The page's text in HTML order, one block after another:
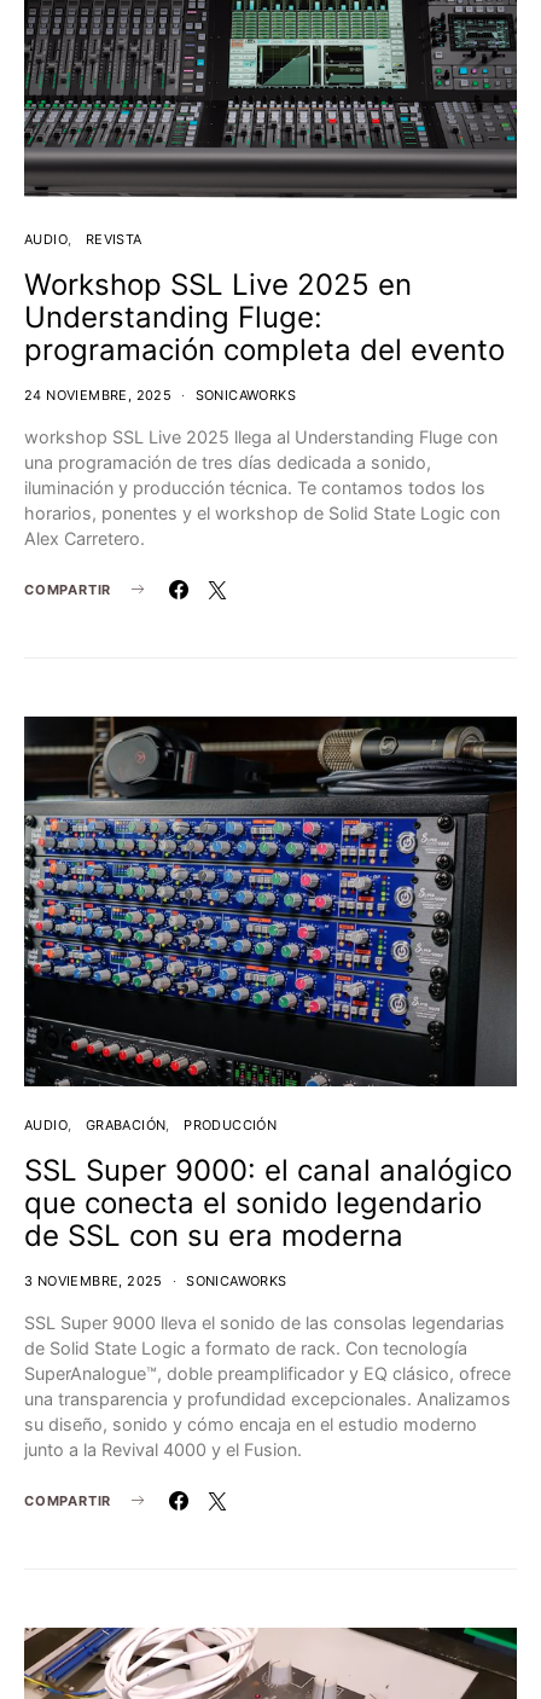
AUDIO REVISTA
Workshop SSL Live 2025 en
Understanding Fluge:
programación completa del evento
24 NOVIEMBRE, 2025 SONICAWORKS
workshop SSL Live 2025 llega al Understanding Fluge con
una programación de tres días dedicada a sonido,
iluminación y producción técnica. Te contamos todos los
horarios, ponentes y el workshop de Solid State Logic con
Alex Carretero.
COMPARTIR
AUDIO GRABACIÓN PRODUCCIÓN
SSL Super 9000: el canal analógico
que conecta el sonido legendario
de SSL con su era moderna
3 NOVIEMBRE, 2025 SONICAWORKS
SSL Super 9000 lleva el sonido de las consolas legendarias
de Solid State Logic a formato de rack. Con tecnología
SuperAnalogue™, doble preamplificador y EQ clásico, ofrece
una transparencia y profundidad excepcionales. Analizamos
su diseño, sonido y cómo encaja en el estudio moderno
junto a la Revival 4000 y el Fusion.
COMPARTIR